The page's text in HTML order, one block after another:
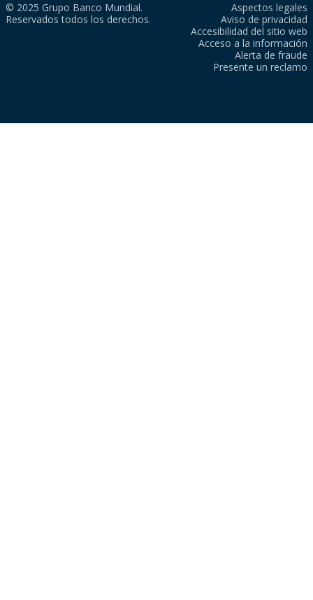
© 2025 Grupo Banco Mundial.
Reservados todos los derechos.
Aspectos legales
Aviso de privacidad
Accesibilidad del sitio web
Acceso a la información
Alerta de fraude
Presente un reclamo